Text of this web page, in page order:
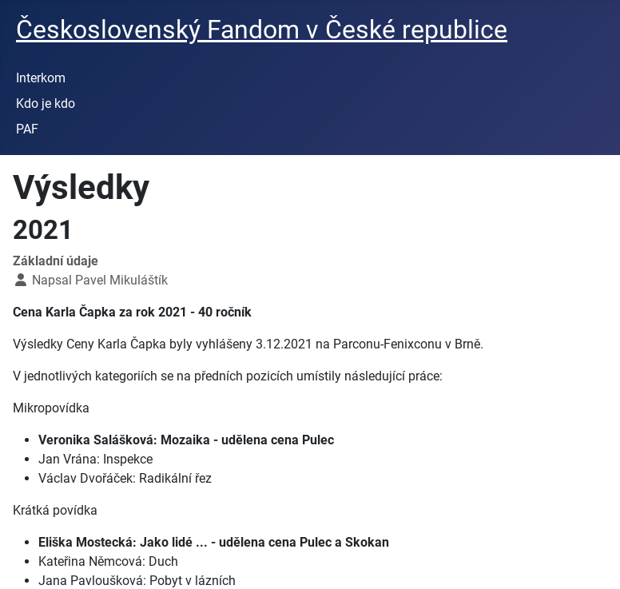
Československý Fandom v České republice
Interkom
Kdo je kdo
PAF
Výsledky
2021
Základní údaje
Napsal Pavel Mikuláštík
Cena Karla Čapka za rok 2021 - 40 ročník
Výsledky Ceny Karla Čapka byly vyhlášeny 3.12.2021 na Parconu-Fenixconu v Brně.
V jednotlivých kategoriích se na předních pozicích umístily následující práce:
Mikropovídka
Veronika Salášková: Mozaika - udělena cena Pulec
Jan Vrána: Inspekce
Václav Dvořáček: Radikální řez
Krátká povídka
Eliška Mostecká: Jako lidé ... - udělena cena Pulec a Skokan
Kateřina Němcová: Duch
Jana Pavloušková: Pobyt v lázních